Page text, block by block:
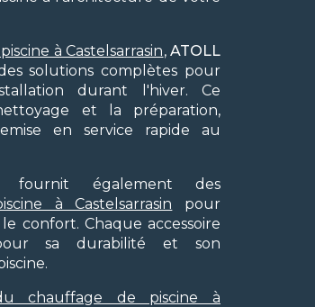
à Castelsarrasin, ATOLL
solutions complètes pour
durant l'hiver. Ce
et la préparation,
en service rapide au
fournit également des
à Castelsarrasin pour
confort. Chaque accessoire
sa durabilité et son
chauffage de piscine à